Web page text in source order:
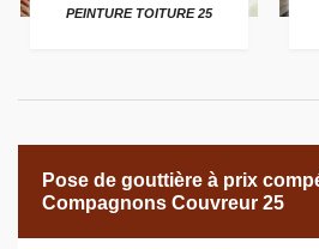
PEINTURE TOITURE 25
Pose de gouttière à prix
Compagnons Couvreur 25